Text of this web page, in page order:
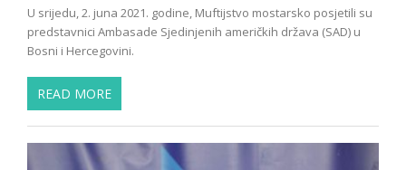
U srijedu, 2. juna 2021. godine, Muftijstvo mostarsko posjetili su
predstavnici Ambasade Sjedinjenih američkih država (SAD) u
Bosni i Hercegovini.
READ MORE